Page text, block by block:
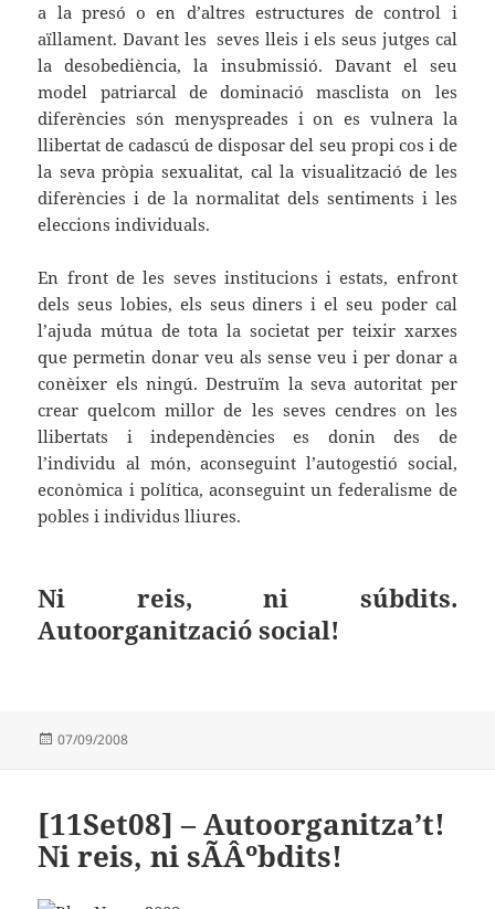
a la presó o en d’altres estructures de control i
aïllament. Davant les seves lleis i els seus jutges cal
la desobediència, la insubmissió. Davant el seu
model patriarcal de dominació masclista on les
diferències són menyspreades i on es vulnera la
llibertat de cadascú de disposar del seu propi cos i de
la seva pròpia sexualitat, cal la visualització de les
diferències i de la normalitat dels sentiments i les
eleccions individuals.
En front de les seves institucions i estats, enfront
dels seus lobies, els seus diners i el seu poder cal
l’ajuda mútua de tota la societat per teixir xarxes
que permetin donar veu als sense veu i per donar a
conèixer els ningú. Destruïm la seva autoritat per
crear quelcom millor de les seves cendres on les
llibertats i independències es donin des de
l’individu al món, aconseguint l’autogestió social,
econòmica i política, aconseguint un federalisme de
pobles i individus lliures.
Ni reis, ni súbdits.
Autoorganització social!
Publicat
07/09/2008
[11Set08] – Autoorganitza’t!
Ni reis, ni sÃÂºbdits!